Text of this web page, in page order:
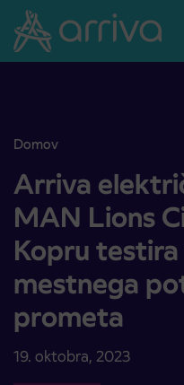
Skoči na vsebino
Domov
Arriva električni avtobus
Arriva
MAN Lions
Kopru
mestnega
prometa
19. oktobra, 2023